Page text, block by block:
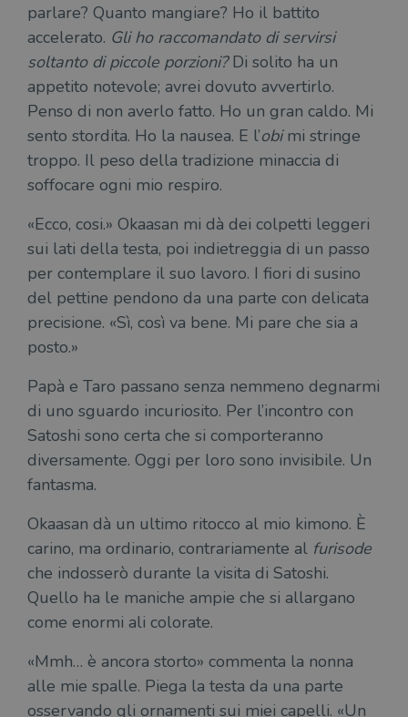
parlare? Quanto mangiare? Ho il battito
accelerato. Gli ho raccomandato di servirsi
soltanto di piccole porzioni?Di solito ha un
appetito notevole; avrei dovuto avvertirlo.
Penso di non averlo fatto. Ho un gran caldo. Mi
sento stordita. Ho la nausea. E l’obimi stringe
troppo. Il peso della tradizione minaccia di
soffocare ogni mio respiro.
«Ecco, cosi.» Okaasan mi dà dei colpetti leggeri
sui lati della testa, poi indietreggia di un passo
per contemplare il suo lavoro. I fiori di susino
del pettine pendono da una parte con delicata
precisione. «Sì, così va bene. Mi pare che sia a
posto.»
Papà e Taro passano senza nemmeno degnarmi
di uno sguardo incuriosito. Per l’incontro con
Satoshi sono certa che si comporteranno
diversamente. Oggi per loro sono invisibile. Un
fantasma.
Okaasan dà un ultimo ritocco al mio kimono. È
carino, ma ordinario, contrariamente al furisode
che indosserò durante la visita di Satoshi.
Quello ha le maniche ampie che si allargano
come enormi ali colorate.
«Mmh… è ancora storto» commenta la nonna
alle mie spalle. Piega la testa da una parte
osservando gli ornamenti sui miei capelli. «Un